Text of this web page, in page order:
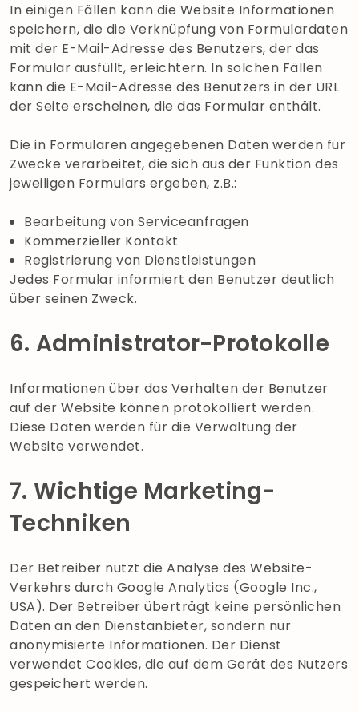
In einigen Fällen kann die Website Informationen
speichern, die die Verknüpfung von Formulardaten
mit der E-Mail-Adresse des Benutzers, der das
Formular ausfüllt, erleichtern. In solchen Fällen
kann die E-Mail-Adresse des Benutzers in der URL
der Seite erscheinen, die das Formular enthält.
Die in Formularen angegebenen Daten werden für
Zwecke verarbeitet, die sich aus der Funktion des
jeweiligen Formulars ergeben, z.B.:
Bearbeitung von Serviceanfragen
Kommerzieller Kontakt
Registrierung von Dienstleistungen
Jedes Formular informiert den Benutzer deutlich
über seinen Zweck.
6. Administrator-Protokolle
Informationen über das Verhalten der Benutzer
auf der Website können protokolliert werden.
Diese Daten werden für die Verwaltung der
Website verwendet.
7. Wichtige Marketing-
Techniken
Der Betreiber nutzt die Analyse des Website-
Verkehrs durch Google Analytics (Google Inc.,
USA). Der Betreiber überträgt keine persönlichen
Daten an den Dienstanbieter, sondern nur
anonymisierte Informationen. Der Dienst
verwendet Cookies, die auf dem Gerät des Nutzers
gespeichert werden.